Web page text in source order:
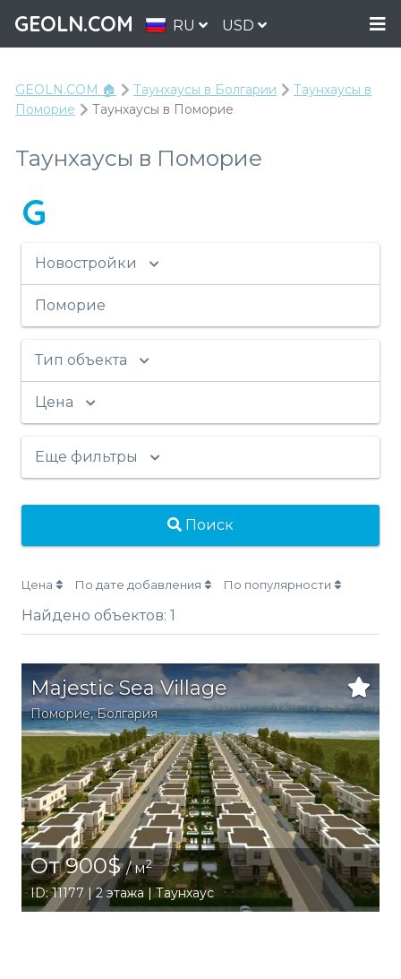
GEOLN.COM RU USD
GEOLN.COM 🏠 Таунхаусы в Болгарии
Таунхаусы в
Поморие
Таунхаусы в Поморие
Таунхаусы в Поморие
G
Новостройки
Поморие
Тип объекта
Цена
Еще фильтры
Поиск
Цена По дате добавления По популярности
Найдено объектов: 1
Majestic Sea Village
Поморие,Болгария
От 900$/ м2
ID: 11177 | 2 этажа | Таунхаус